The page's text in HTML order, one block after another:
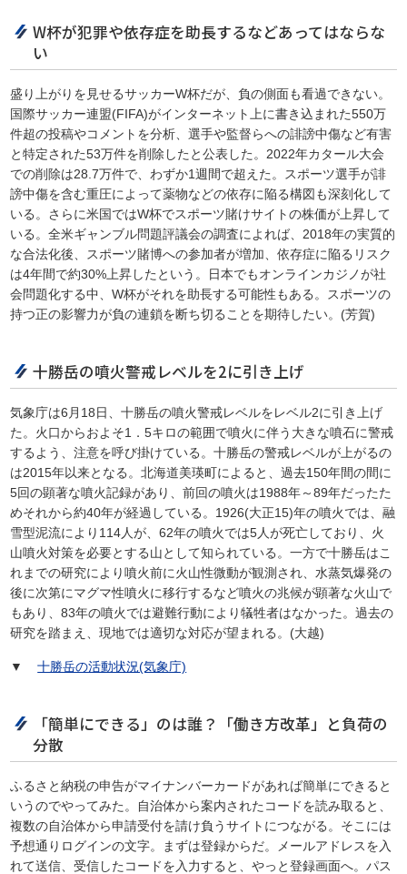
W杯が犯罪や依存症を助長するなどあってはならな
い
盛り上がりを見せるサッカーW杯だが、負の側面も看過できない。
国際サッカー連盟(FIFA)がインターネット上に書き込まれた550万
件超の投稿やコメントを分析、選手や監督らへの誹謗中傷など有害
と特定された53万件を削除したと公表した。2022年カタール大会
での削除は28.7万件で、わずか1週間で超えた。スポーツ選手が誹
謗中傷を含む重圧によって薬物などの依存に陥る構図も深刻化して
いる。さらに米国ではW杯でスポーツ賭けサイトの株価が上昇して
いる。全米ギャンブル問題評議会の調査によれば、2018年の実質的
な合法化後、スポーツ賭博への参加者が増加、依存症に陥るリスク
は4年間で約30%上昇したという。日本でもオンラインカジノが社
会問題化する中、W杯がそれを助長する可能性もある。スポーツの
持つ正の影響力が負の連鎖を断ち切ることを期待したい。(芳賀)
十勝岳の噴火警戒レベルを2に引き上げ
気象庁は6月18日、十勝岳の噴火警戒レベルをレベル2に引き上げ
た。火口からおよそ1．5キロの範囲で噴火に伴う大きな噴石に警戒
するよう、注意を呼び掛けている。十勝岳の警戒レベルが上がるの
は2015年以来となる。北海道美瑛町によると、過去150年間の間に
5回の顕著な噴火記録があり、前回の噴火は1988年～89年だったた
めそれから約40年が経過している。1926(大正15)年の噴火では、融
雪型泥流により114人が、62年の噴火では5人が死亡しており、火
山噴火対策を必要とする山として知られている。一方で十勝岳はこ
れまでの研究により噴火前に火山性微動が観測され、水蒸気爆発の
後に次第にマグマ性噴火に移行するなど噴火の兆候が顕著な火山で
もあり、83年の噴火では避難行動により犠牲者はなかった。過去の
研究を踏まえ、現地では適切な対応が望まれる。(大越)
▼ 十勝岳の活動状況(気象庁)
「簡単にできる」のは誰？「働き方改革」と負荷の
分散
ふるさと納税の申告がマイナンバーカードがあれば簡単にできると
いうのでやってみた。自治体から案内されたコードを読み取ると、
複数の自治体から申請受付を請け負うサイトにつながる。そこには
予想通りログインの文字。まずは登録からだ。メールアドレスを入
れて送信、受信したコードを入力すると、やっと登録画面へ。パス